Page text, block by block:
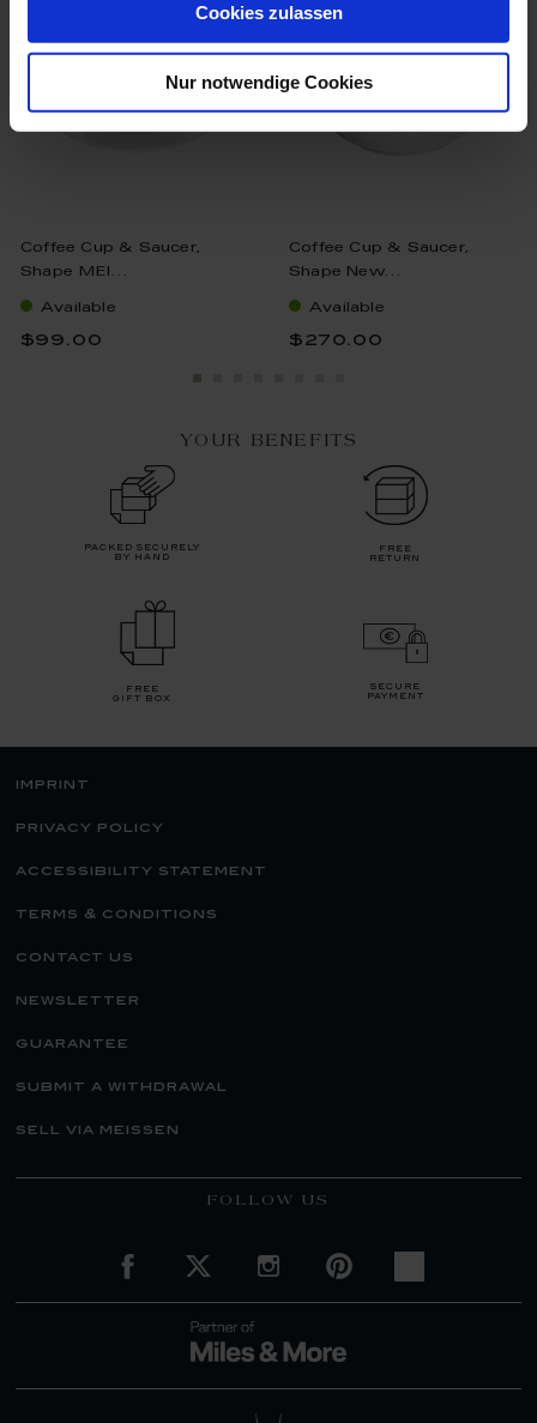
Cookies zulassen
Nur notwendige Cookies
Coffee Cup & Saucer,
Shape MEI...
Available
$99.00
Coffee Cup & Saucer,
Shape New...
Available
$270.00
YOUR BENEFITS
packed securely
by hand
free
return
free
gift box
secure
payment
imprint
privacy policy
accessibility statement
terms & conditions
contact us
newsletter
guarantee
submit a withdrawal
sell via meissen
FOLLOW US